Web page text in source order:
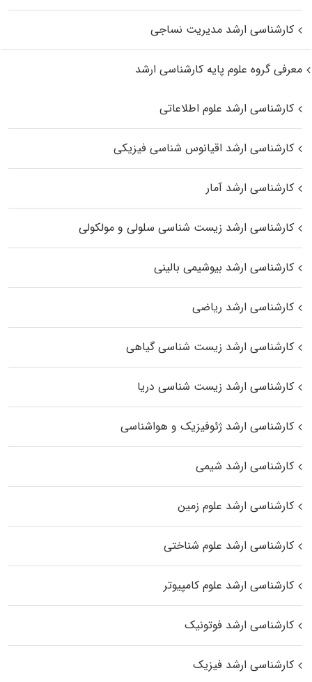
کارشناسی ارشد مدیریت نساجی
معرفی گروه علوم پایه کارشناسی ارشد
کارشناسی ارشد علوم اطلاعاتی
کارشناسی ارشد اقیانوس‌ شناسی فیزیکی
کارشناسی ارشد آمار
کارشناسی ارشد زیست شناسی سلولی و مولکولی
کارشناسی ارشد بیوشیمی بالینی
کارشناسی ارشد ریاضی
کارشناسی ارشد زیست‌ شناسی گیاهی
کارشناسی ارشد زیست‌ شناسی دریا
کارشناسی ارشد ژئوفیزیک و هواشناسی
کارشناسی ارشد شیمی
کارشناسی ارشد علوم زمین
کارشناسی ارشد علوم شناختی
کارشناسی ارشد علوم کامپیوتر
کارشناسی ارشد فوتونیک
کارشناسی ارشد فیزیک